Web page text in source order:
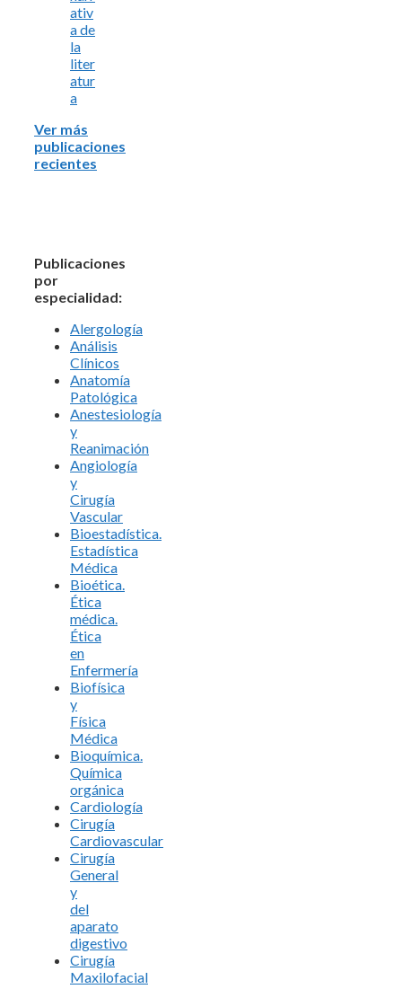
ativ
a de
la
liter
atur
a
Ver más
publicaciones
recientes
Publicaciones
por
especialidad:
Alergología
Análisis
Clínicos
Anatomía
Patológica
Anestesiología
y
Reanimación
Angiología
y
Cirugía
Vascular
Bioestadística.
Estadística
Médica
Bioética.
Ética
médica.
Ética
en
Enfermería
Biofísica
y
Física
Médica
Bioquímica.
Química
orgánica
Cardiología
Cirugía
Cardiovascular
Cirugía
General
y
del
aparato
digestivo
Cirugía
Maxilofacial